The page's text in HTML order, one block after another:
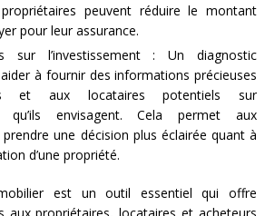
peuvent réduire le montant
pour leur assurance.
sur l’investissement : Un diagnostic
à fournir des informations précieuses
et aux locataires potentiels sur
qu’ils envisagent. Cela permet aux
une décision plus éclairée quant à
d’une propriété.
est un outil essentiel qui offre